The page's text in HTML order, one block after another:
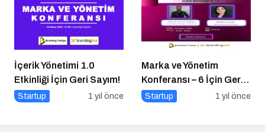
İçerik Yönetimi 1.0
Etkinliği İçin Geri Sayım!
Startup 1 yıl önce
Marka ve Yönetim
Konferansı – 6 İçin Geri
Sayım!
Startup 1 yıl önce